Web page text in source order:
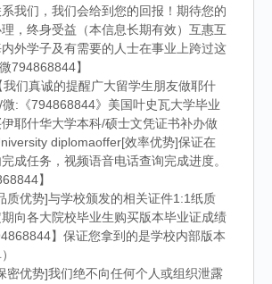
我们，我们会给到您的回报！期待您的
，终身受益（本信息长期有效）互惠互
外学子及有需要的人士在事业上跨过这
794868844】
们真诚的提醒广大留学生朋友做耶什
:《794868844》美国叶史瓦大学毕业
耶什华大学本科/硕士文凭证书补办做
diplomaoffer[效率优势]保证在
成任务，视频语音电话查询完成进度。
】
质优势]与学校颁发的相关证件1:1纸质
向各大院校毕业生购买版本毕业证成绩
】保证您拿到的是学校内部版本
密优势]我们绝不向任何个人或组织泄露